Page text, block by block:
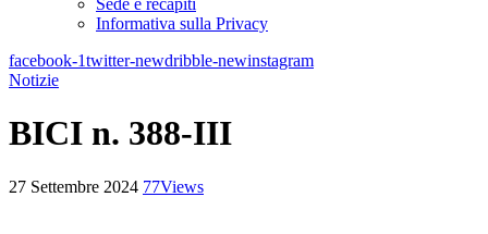
Sede e recapiti
Informativa sulla Privacy
facebook-1twitter-newdribble-newinstagram
Notizie
BICI n. 388-III
27 Settembre 2024 77Views